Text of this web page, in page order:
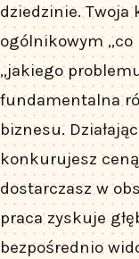
dziedzinie.
ogólnikowym
„jakiego
fundamentalna
biznesu.
konkurujesz
dostarczasz w
praca zyskuje
bezpośrednio